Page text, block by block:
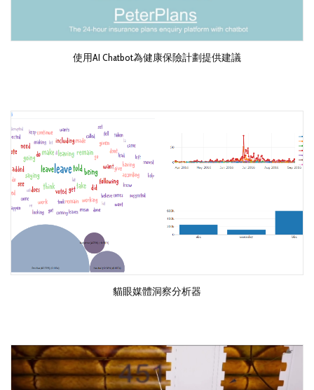
使用AI Chatbot為健康保險計劃提供建議
貓眼媒體洞察分析器